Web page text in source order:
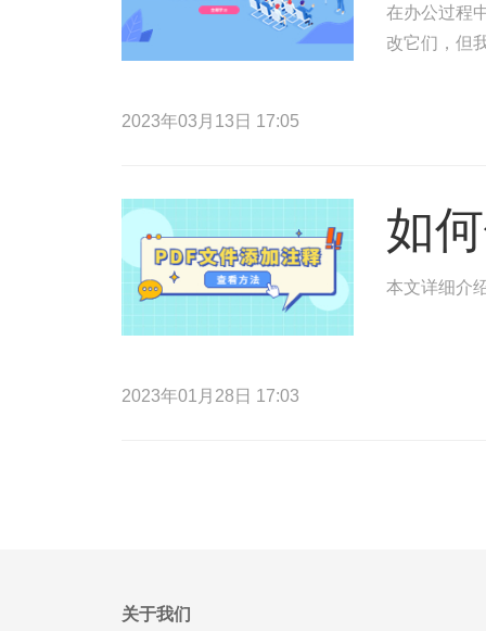
在办公过程
改它们，但
2023年03月13日 17:05
如
本文详细介
2023年01月28日 17:03
关于我们